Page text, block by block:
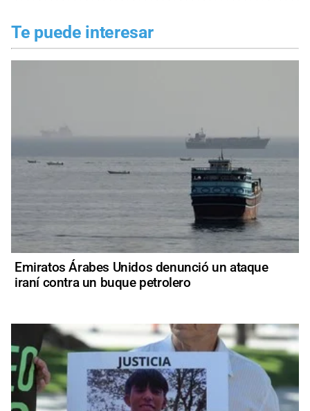
Te puede interesar
Emiratos Árabes Unidos denunció un ataque
iraní contra un buque petrolero